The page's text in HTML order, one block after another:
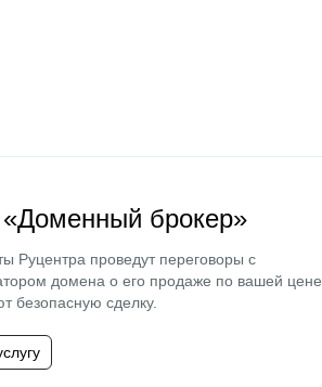
«Доменный брокер»
Руцентра проведут переговоры с
домена о его продаже по вашей цене
безопасную сделку.